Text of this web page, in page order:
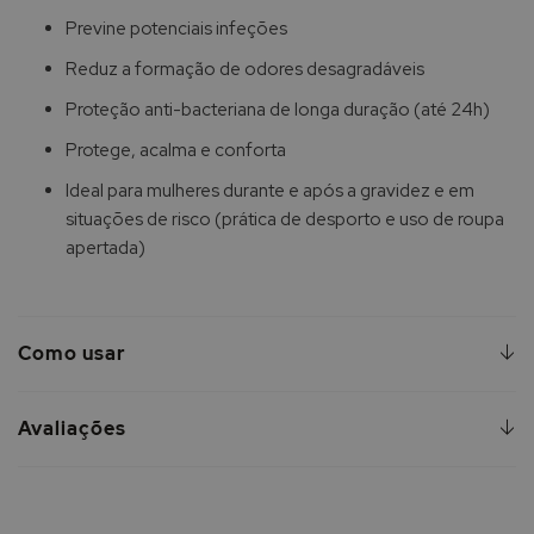
Previne potenciais infeções
Reduz a formação de odores desagradáveis
Proteção anti-bacteriana de longa duração (até 24h)
Protege, acalma e conforta
Ideal para mulheres durante e após a gravidez e em
situações de risco (prática de desporto e uso de roupa
apertada)
Como usar
Avaliações